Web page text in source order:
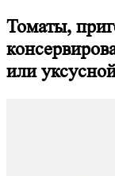
Томаты,
или